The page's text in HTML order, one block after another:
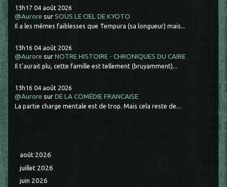
13h17 04 août 2026
@Aurore surSOUS LE CIEL DE KYOTO
Il a les mêmes faiblesses que Tempura (sa longueur) mais...
13h16 04 août 2026
@Aurore surNOTRE HISTOIRE - CHRONIQUES DU CAIRE
Il t'aurait plu, cette famille est tellement (bruyamment)...
13h16 04 août 2026
@Aurore surDE LA COMÉDIE FRANCAISE
La partie charge mentale est de trop. Mais cela reste de...
août 2026
juillet 2026
juin 2026